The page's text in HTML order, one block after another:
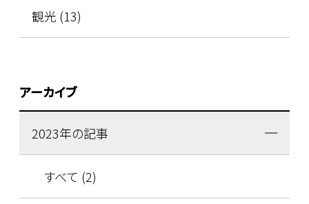
観光 (13)
アーカイブ
2023年の記事
すべて (2)